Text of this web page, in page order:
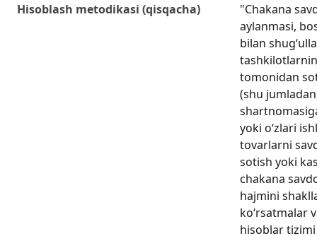
Hisoblash metodikasi (qisqacha)
"Chakana
aylanmasi,
bilan
tomonidan
(shu
yoki oʻzlari
tovarlarni
sotish yoki
chakana
hajmini
koʻrsatmalar
hisoblar tizimi